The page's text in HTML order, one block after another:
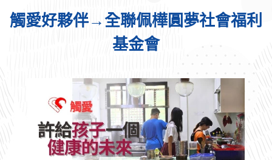
觸愛好夥伴→全聯佩樺圓夢社會福利
基金會